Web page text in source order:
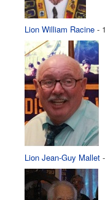
Lion William Racine -
Lion Jean-Guy Mallet